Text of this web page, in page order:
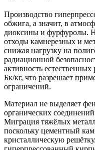
Производство
обжига, а значит, в
диоксины и фурфуролы.
отходы камнерезных и
снижая нагрузку на
радиационной
активность
Бк/кг, что разрешает
ограничений.
Материал не выделяет
органических
Миграция тяжёлых
поскольку цементный
кристаллическую